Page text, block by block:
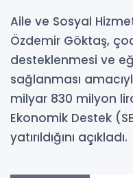
Aile ve Sosyal
Özdemir Göktaş,
desteklenmesi ve
sağlanması
milyar 830 milyon
Ekonomik Destek
yatırıldığını açıkladı.